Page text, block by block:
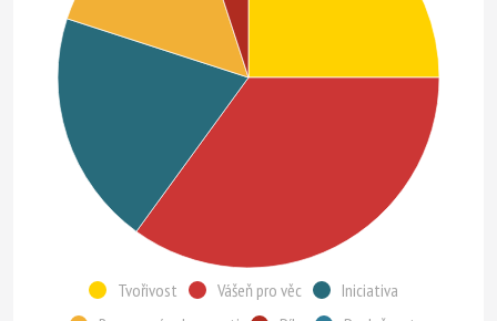
Tvořivost Vášeň pro věc
Iniciativa